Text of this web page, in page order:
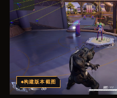
构建版本截图